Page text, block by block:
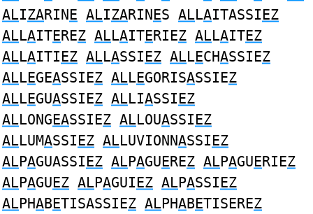
ALIZARINE ALIZARINES ALLAITASSIEZ
ALLAITEREZ ALLAITERIEZ ALLAITEZ
ALLAITIEZ ALLASSIEZ ALLECHASSIEZ
ALLEGEASSIEZ ALLEGORISASSIEZ
ALLEGUASSIEZ ALLIASSIEZ
ALLONGEASSIEZ ALLOUASSIEZ
ALLUMASSIEZ ALLUVIONNASSIEZ
ALPAGUASSIEZ ALPAGUEREZ ALPAGUERIEZ
ALPAGUEZ ALPAGUIEZ ALPASSIEZ
ALPHABETISASSIEZ ALPHABETISEREZ